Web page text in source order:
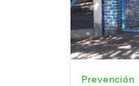
Prevención